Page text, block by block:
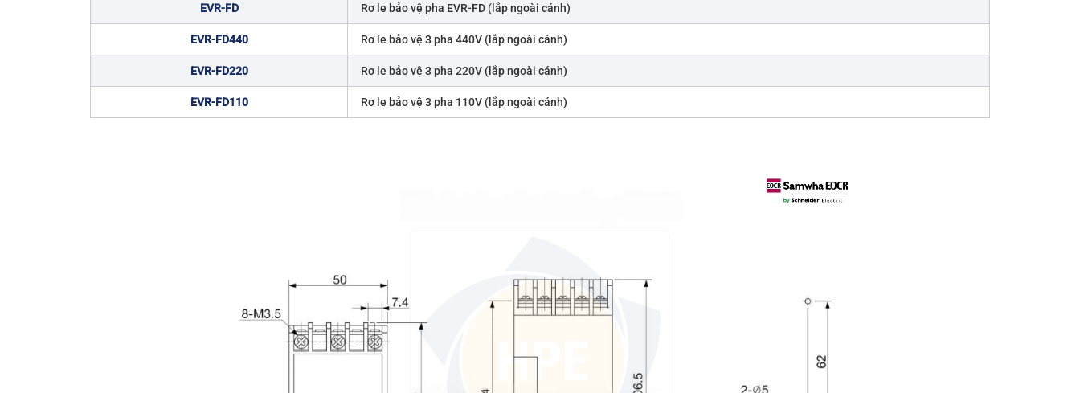
EVR-FD Rơ le bảo vệ pha EVR-FD (lắp ngoài cánh)
EVR-FD440 Rơ le bảo vệ 3 pha 440V (lắp ngoài cánh)
EVR-FD220 Rơ le bảo vệ 3 pha 220V (lắp ngoài cánh)
EVR-FD110 Rơ le bảo vệ 3 pha 110V (lắp ngoài cánh)